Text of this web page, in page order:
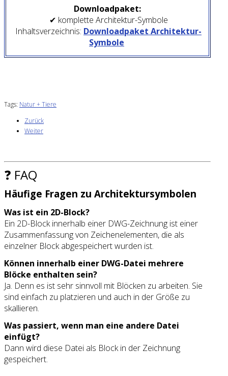
Downloadpaket:
✔ komplette Architektur-Symbole
Inhaltsverzeichnis: Downloadpaket Architektur-
Symbole
Tags: Natur + Tiere
Zurück
Weiter
❓ FAQ
Häufige Fragen zu Architektursymbolen
Was ist ein 2D-Block?
Ein 2D-Block innerhalb einer DWG-Zeichnung ist einer
Zusammenfassung von Zeichenelementen, die als
einzelner Block abgespeichert wurden ist.
Können innerhalb einer DWG-Datei mehrere
Blöcke enthalten sein?
Ja. Denn es ist sehr sinnvoll mit Blöcken zu arbeiten. Sie
sind einfach zu platzieren und auch in der Größe zu
skallieren.
Was passiert, wenn man eine andere Datei
einfügt?
Dann wird diese Datei als Block in der Zeichnung
gespeichert.